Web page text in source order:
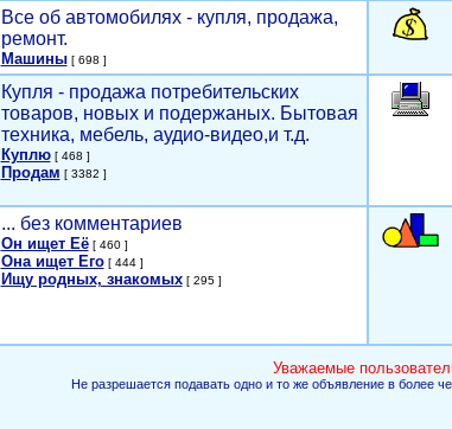
Все об автомобилях - купля, продажа,
ремонт.
Машины[ 698 ]
Купля - продажа потребительских
товаров, новых и подержаных. Бытовая
техника, мебель, аудио-видео,и т.д.
Куплю[ 468 ]
Продам [ 3382 ]
... без комментариев
Он ищет Её[ 460 ]
Она ищет Его[ 444 ]
Ищу родных, знакомых[ 295 ]
Уважаемые
Не разрешается подавать одно и то же объявление в более